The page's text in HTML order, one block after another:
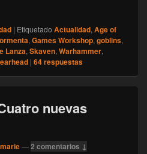
Spearhead , la nueva
| Etiquetado Actualidad, Age of
, Games Workshop, goblins,
Lanza, Skaven, Warhammer,
| 64respuestas
nuevas
—2 comentarios ↓